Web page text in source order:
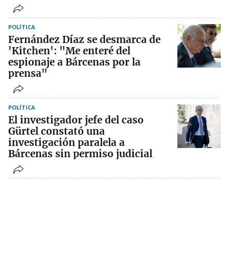
POLÍTICA
Fernández Díaz se desmarca de
'Kitchen': "Me enteré del
espionaje a Bárcenas por la
prensa"
POLÍTICA
El investigador jefe del caso
Gürtel constató una
investigación paralela a
Bárcenas sin permiso judicial